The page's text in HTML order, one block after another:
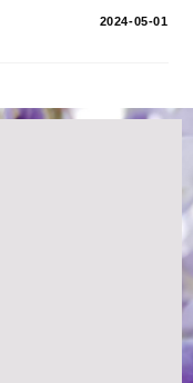
2024-05-01